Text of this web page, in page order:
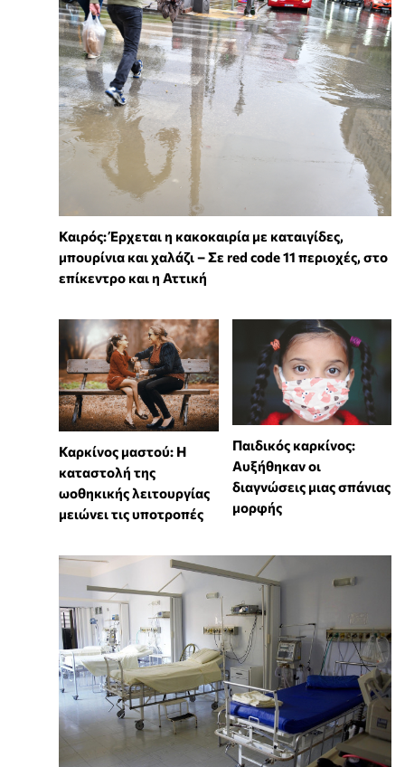
Καιρός: Έρχεται η κακοκαιρία με καταιγίδες,
μπουρίνια και χαλάζι – Σε red code 11 περιοχές, στο
επίκεντρο και η Αττική
Καρκίνος μαστού: Η
καταστολή της
ωοθηκικής λειτουργίας
μειώνει τις υποτροπές
Παιδικός καρκίνος:
Αυξήθηκαν οι
διαγνώσεις μιας σπάνιας
μορφής